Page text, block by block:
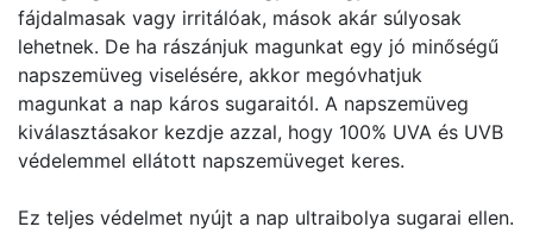
fájdalmasak vagy irritálóak, mások akár súlyosak
lehetnek. De ha rászánjuk magunkat egy jó minőségű
napszemüveg viselésére, akkor megóvhatjuk
magunkat a nap káros sugaraitól. A napszemüveg
kiválasztásakor kezdje azzal, hogy 100% UVA és UVB
védelemmel ellátott napszemüveget keres.
Ez teljes védelmet nyújt a nap ultraibolya sugarai ellen.